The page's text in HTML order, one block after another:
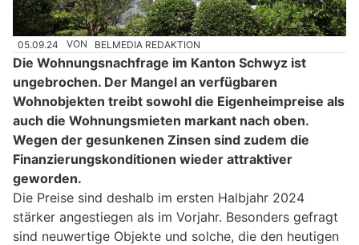
05.09.24 VON BELMEDIA REDAKTION
Die Wohnungsnachfrage im Kanton Schwyz ist
ungebrochen. Der Mangel an verfügbaren
Wohnobjekten treibt sowohl die Eigenheimpreise als
auch die Wohnungsmieten markant nach oben.
Wegen der gesunkenen Zinsen sind zudem die
Finanzierungskonditionen wieder attraktiver
geworden.
Die Preise sind deshalb im ersten Halbjahr 2024
stärker angestiegen als im Vorjahr. Besonders gefragt
sind neuwertige Objekte und solche, die den heutigen